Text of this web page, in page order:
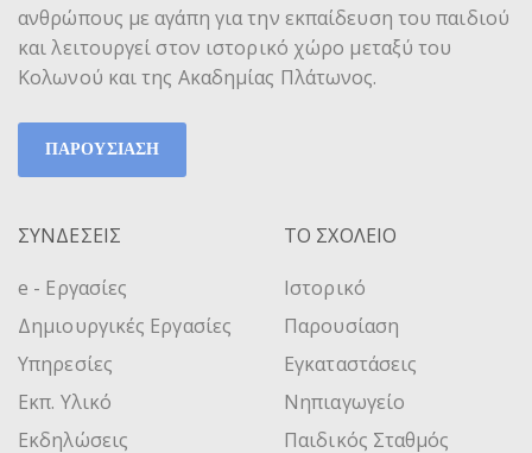
ανθρώπους με αγάπη για την εκπαίδευση του παιδιού
και λειτουργεί στον ιστορικό χώρο μεταξύ του
Κολωνού και της Ακαδημίας Πλάτωνος.
ΠΑΡΟΥΣΙΑΣΗ
ΣΥΝΔΕΣΕΙΣ
e - Εργασίες
Δημιουργικές Εργασίες
Υπηρεσίες
Εκπ. Υλικό
Εκδηλώσεις
ΤΟ ΣΧΟΛΕΙΟ
Ιστορικό
Παρουσίαση
Εγκαταστάσεις
Νηπιαγωγείο
Παιδικός Σταθμός